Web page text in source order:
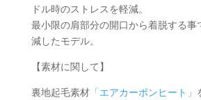
ドル時のストレスを軽減。
最小限の肩部分の開口から着脱する事
減したモデル。
【素材に関して】
裏地起毛素材「エアカーボンヒート」